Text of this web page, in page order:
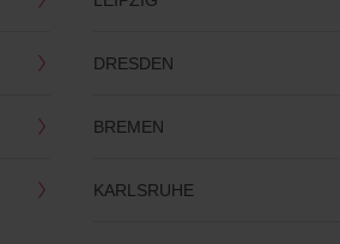
DRESDEN
BREMEN
KARLSRUHE